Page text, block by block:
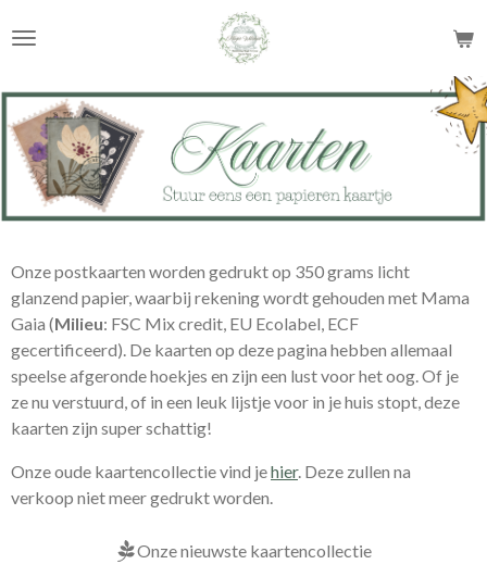
direct
de
hoofdinhoud
Onze postkaarten worden gedrukt op 350 grams licht
glanzend papier, waarbij rekening wordt gehouden met Mama
Gaia (Milieu: FSC Mix credit, EU Ecolabel, ECF
gecertificeerd). De kaarten op deze pagina hebben allemaal
speelse afgeronde hoekjes en zijn een lust voor het oog. Of je
ze nu verstuurd, of in een leuk lijstje voor in je huis stopt, deze
kaarten zijn super schattig!
Onze oude kaartencollectie vind jehier. Deze zullen na
verkoop niet meer gedrukt worden.
Onze nieuwste kaartencollectie